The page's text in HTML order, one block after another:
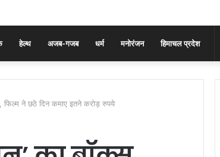
हेल्थ अजब-गजब धर्म मनोरंजन हिमाचल प्रदेश
फिल्म ने छठे दिन कमाए इतने करोड़ रुपये